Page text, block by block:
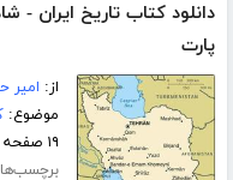
دانلود کتاب تاریخ ایران
پارت
از: امیر
موضوع:
۱۹ صفحه